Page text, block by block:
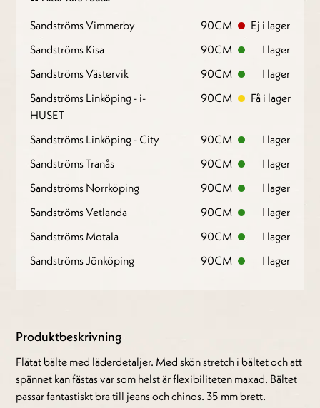
Sandströms Vimmerby 90CM
Ej i lager
Sandströms Kisa
90CM
I lager
Sandströms Västervik
90CM
I lager
Sandströms Linköping - i-
HUSET
90CM Få i lager
Sandströms Linköping - City 90CM
I lager
Sandströms Tranås
90CM
I lager
Sandströms Norrköping
90CM
I lager
Sandströms Vetlanda
90CM
I lager
Sandströms Motala
90CM
I lager
Sandströms Jönköping
90CM I lager
Produktbeskrivning
Flätat bälte med läderdetaljer. Med skön stretch i bältet och att
spännet kan fästas var som helst är flexibiliteten maxad. Bältet
passar fantastiskt bra till jeans och chinos. 35 mm brett.